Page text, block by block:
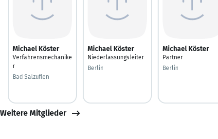
Michael Köster
Verfahrensmechanike
r
Bad Salzuflen
Michael Köster
Niederlassungsleiter
Berlin
Michael Köster
Partner
Berlin
Weitere Mitglieder